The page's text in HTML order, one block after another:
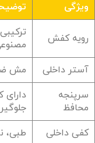
ویژگی
رویه کفش
آستر داخلی
مش
سرپنجه
محافظ
کفی داخلی
طبی،